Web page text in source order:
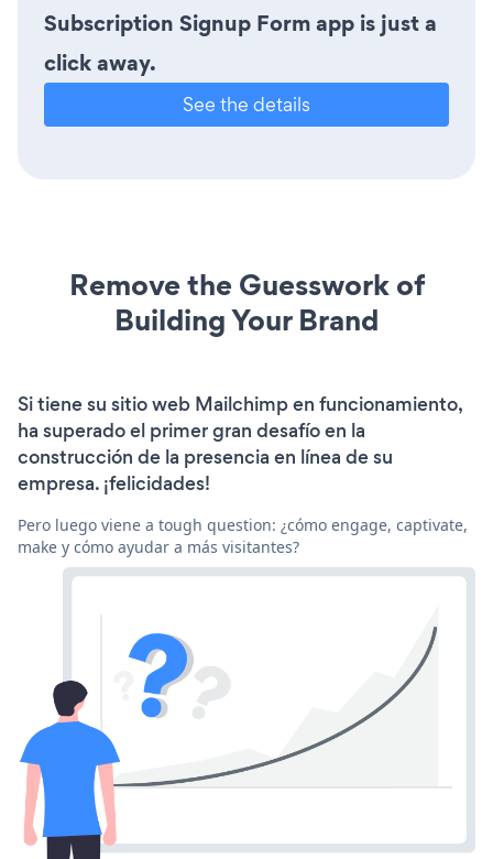
Subscription Signup Form app is just a
click away.
See the details
Remove the Guesswork of
Building Your Brand
Si tiene su sitio web Mailchimp en funcionamiento,
ha superado el primer gran desafío en la
construcción de la presencia en línea de su
empresa. ¡felicidades!
Pero luego viene a tough question: ¿cómo engage, captivate,
make y cómo ayudar a más visitantes?